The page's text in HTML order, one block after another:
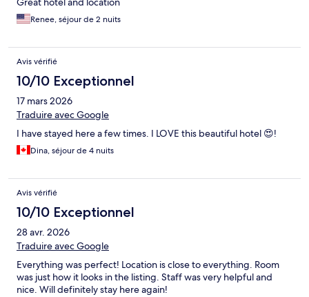
Renee, séjour de 2 nuits
Avis vérifié
10/10 Exceptionnel
17 mars 2026
Traduire avec Google
I have stayed here a few times. I LOVE this beautiful hotel 😍!
Dina, séjour de 4 nuits
Avis vérifié
10/10 Exceptionnel
28 avr. 2026
Traduire avec Google
Everything was perfect! Location is close to everything. Room
was just how it looks in the listing. Staff was very helpful and
nice. Will definitely stay here again!